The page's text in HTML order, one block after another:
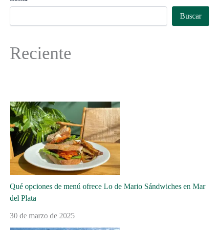
Buscar
Reciente
Qué opciones de menú ofrece Lo de Mario Sándwiches en Mar
del Plata
30 de marzo de 2025